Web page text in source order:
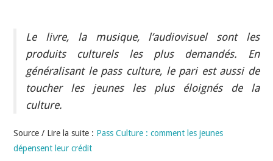
Le livre, la musique, l’audiovisuel sont les
produits culturels les plus demandés. En
généralisant le pass culture, le pari est aussi de
toucher les jeunes les plus éloignés de la
culture.
Source / Lire la suite : Pass Culture : comment les jeunes
dépensent leur crédit